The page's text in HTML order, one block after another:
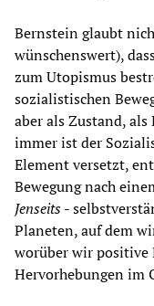
Bernstein glaubt
wünschenswert),
zum Utopismus
sozialistischen
aber als Zustand, als
immer ist der
Element versetzt,
Bewegung nach
Jenseits-
Planeten, auf dem
worüber wir positive
Hervorhebungen im